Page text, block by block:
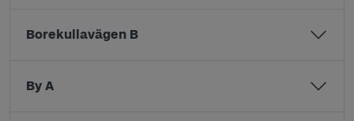
Borekullavägen B
By A